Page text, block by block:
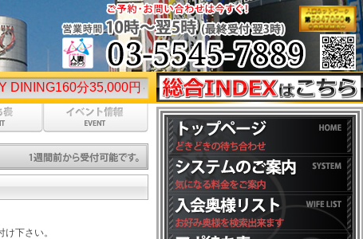
分35,000円～♡お試しコース75分総額14,000円にてご案内♡
下さい。